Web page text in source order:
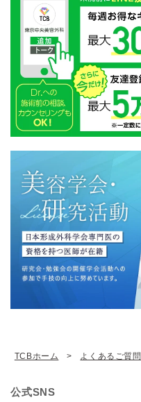
TCBホーム よくあるご質問
公式SNS